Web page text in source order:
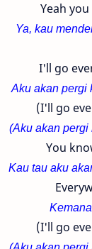
Yeah
Ya, kau
I'll go
Aku akan pergi
(I'll go
(Aku akan
You
Kau tau aku
(I'll go